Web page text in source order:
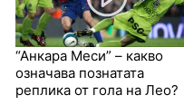
“Анкара Меси” – какво
означава познатата
реплика от гола на Лео?